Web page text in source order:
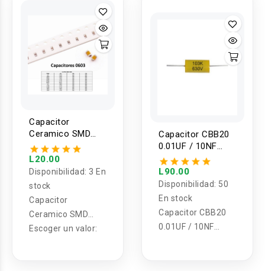
Capacitor
Ceramico SMD
0603 25V/50V (2
Unidades)
L20.00
Disponibilidad: 3 En
stock
Capacitor
Ceramico SMD
0603
Escoger un valor:
Capacitor CBB20
0.01UF / 10NF
CODIGO 103k /
630V, 1000V
L90.00
Disponibilidad: 50
En stock
Capacitor CBB20
0.01UF / 10NF